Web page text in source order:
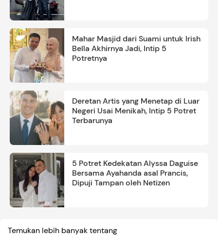
Mahar Masjid dari Suami untuk Irish
Bella Akhirnya Jadi, Intip 5
Potretnya
Deretan Artis yang Menetap di Luar
Negeri Usai Menikah, Intip 5 Potret
Terbarunya
5 Potret Kedekatan Alyssa Daguise
Bersama Ayahanda asal Prancis,
Dipuji Tampan oleh Netizen
Temukan lebih banyak tentang